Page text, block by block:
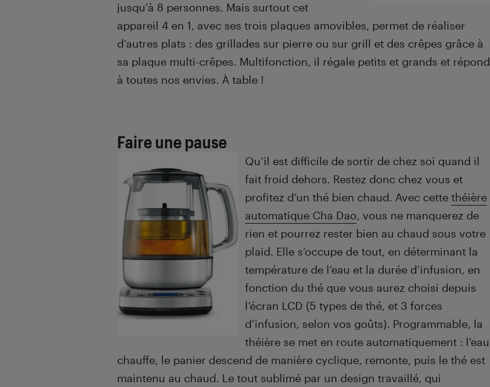
jusqu’à 8 personnes. Mais surtout cet
appareil 4 en 1, avec ses trois plaques amovibles, permet de réaliser
d’autres plats : des grillades sur pierre ou sur grill et des crêpes grâce à
sa plaque multi-crêpes. Multifonction, il régale petits et grands et répond
à toutes nos envies. À table !
Faire une pause
Qu’il est difficile de sortir de chez soi quand il
fait froid dehors. Restez donc chez vous et
profitez d’un thé bien chaud. Avec cette théière
automatique Cha Dao, vous ne manquerez de
rien et pourrez rester bien au chaud sous votre
plaid. Elle s’occupe de tout, en déterminant la
température de l’eau et la durée d’infusion, en
fonction du thé que vous aurez choisi depuis
l’écran LCD (5 types de thé, et 3 forces
d’infusion, selon vos goûts). Programmable, la
théière se met en route automatiquement : l’eau
chauffe, le panier descend de manière cyclique, remonte, puis le thé est
maintenu au chaud. Le tout sublimé par un design travaillé, qui